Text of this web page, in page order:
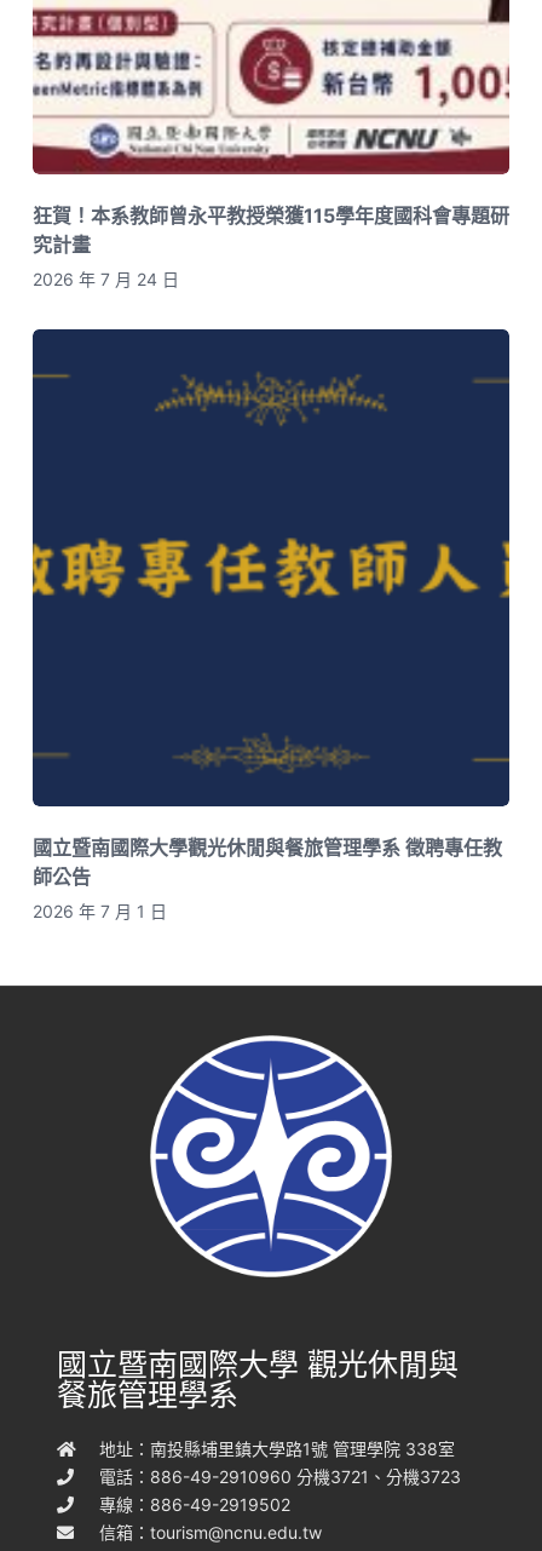
狂賀！本系教師曾永平教授榮獲115學年度國科會專題研
究計畫
2026 年 7 月 24 日
國立暨南國際大學觀光休閒與餐旅管理學系 徵聘專任教
師公告
2026 年 7 月 1 日
國立暨南國際大學 觀光休閒與
餐旅管理學系
地址：南投縣埔里鎮大學路1號 管理學院 338室
電話：886-49-2910960 分機3721、分機3723
專線：886-49-2919502
信箱：tourism@ncnu.edu.tw